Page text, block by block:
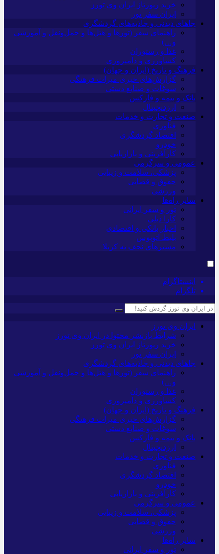
خرید رپورتاژ ایران وی تورز
ایران سفر تور
جاهای دیدنی و جاذبه‌های گردشگری
راهنمای سفر (تورها و هتل‌ها و حمل‌و‌نقل و آموزشی
و…)
غذا و رستوران
کشاورزی و دامپروری
فرهنگ و تاریخ (ایران و جهان)
گزارش‌های خبری میراث فرهنگی
سوغات و صنایع دستی
بانک و بیمه و فارکس
ارزدیجیتال
صنعت و تجارت و خدمات
فناوری
اقتصاد گردشگری
خودرو
کارآفرینی و بازاریابی
عمومی و سرگرمی
پزشکی، سلامت و زیبایی
حقوق و قضایی
ورزشی
سایر راه‌ها
تور و سفر ایرانی
کارا دیلی
اخبار بانکی و اقتصادی
بلیط اتوبوس
مسیرهای نجف به کربلا
اینستاگرام
تلگرام
ایران وی تورز
شرایط بازنشر محتوا در ایران وی تورز
خرید رپورتاژ ایران وی تورز
ایران سفر تور
جاهای دیدنی و جاذبه‌های گردشگری
راهنمای سفر (تورها و هتل‌ها و حمل‌و‌نقل و آموزشی
و…)
غذا و رستوران
کشاورزی و دامپروری
فرهنگ و تاریخ (ایران و جهان)
گزارش‌های خبری میراث فرهنگی
سوغات و صنایع دستی
بانک و بیمه و فارکس
ارزدیجیتال
صنعت و تجارت و خدمات
فناوری
اقتصاد گردشگری
خودرو
کارآفرینی و بازاریابی
عمومی و سرگرمی
پزشکی، سلامت و زیبایی
حقوق و قضایی
ورزشی
سایر راه‌ها
تور و سفر ایرانی